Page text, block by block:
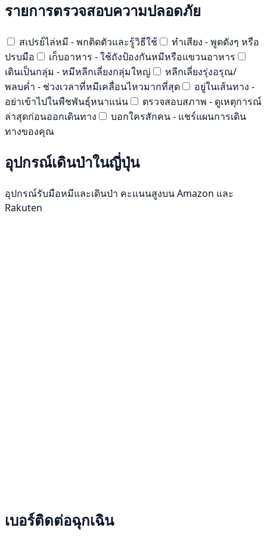
รายการตรวจสอบความปลอดภัย
สเปรย์ไล่หมี - พกติดตัวและรู้วิธีใช้
ทำเสียง - พูดดังๆ หรือ
ปรบมือ
เก็บอาหาร - ใช้ถังป้องกันหมีหรือแขวนอาหาร
เดินเป็นกลุ่ม - หมีหลีกเลี่ยงกลุ่มใหญ่
หลีกเลี่ยงรุ่งอรุณ/
พลบค่ำ - ช่วงเวลาที่หมีเคลื่อนไหวมากที่สุด
อยู่ในเส้นทาง -
อย่าเข้าไปในพืชพันธุ์หนาแน่น
ตรวจสอบสภาพ - ดูเหตุการณ์
ล่าสุดก่อนออกเดินทาง
บอกใครสักคน - แชร์แผนการเดิน
ทางของคุณ
อุปกรณ์เดินป่าในญี่ปุ่น
อุปกรณ์รับมือหมีและเดินป่า คะแนนสูงบน Amazon และ
Rakuten
เบอร์ติดต่อฉุกเฉิน